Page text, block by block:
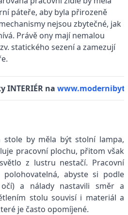
páteře, aby byla přirozeně
nejsou zbytečné, jak
Právě ony mají nemalou
statického sezení a zamezují
INTERIÉR na
stole by měla být stolní lampa,
pracovní plochu, přitom však
z lustru nestačí. Pracovní
abyste si podle
a nálady nastavili směr a
stolu souvisí i materiál a
je často opomíjené.